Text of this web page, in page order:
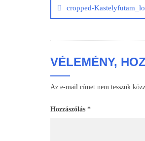
navigáció
cropped-
VÉLEMÉNY,
Az e-mail címet nem tesszük
Hozzászólás *